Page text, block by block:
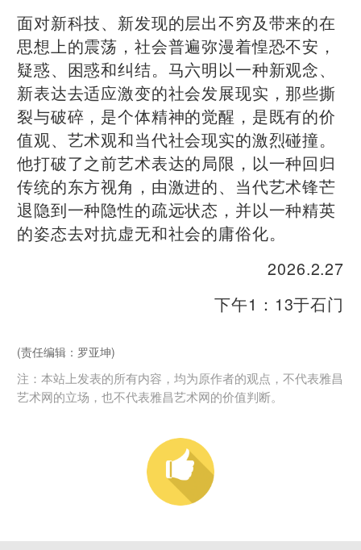
面对新科技、新发现的层出不穷及带来的在
思想上的震荡，社会普遍弥漫着惶恐不安，
疑惑、困惑和纠结。马六明以一种新观念、
新表达去适应激变的社会发展现实，那些撕
裂与破碎，是个体精神的觉醒，是既有的价
值观、艺术观和当代社会现实的激烈碰撞。
他打破了之前艺术表达的局限，以一种回归
传统的东方视角，由激进的、当代艺术锋芒
退隐到一种隐性的疏远状态，并以一种精英
的姿态去对抗虚无和社会的庸俗化。
2026.2.27
下午1：13于石门
(责任编辑：罗亚坤)
注：本站上发表的所有内容，均为原作者的观点，不代表雅昌
艺术网的立场，也不代表雅昌艺术网的价值判断。